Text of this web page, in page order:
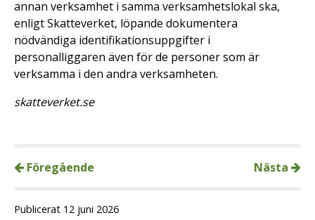
annan verksamhet i samma verksamhetslokal ska,
enligt Skatteverket, löpande dokumentera
nödvändiga identifikationsuppgifter i
personalliggaren även för de personer som är
verksamma i den andra verksamheten.
skatteverket.se
Föregående Nästa
Publicerat 12 juni 2026